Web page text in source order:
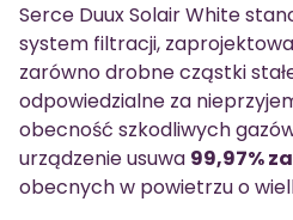
Serce Duux Solair White
system filtracji,
zarówno drobne cząstki
odpowiedzialne za
obecność szkodliwych
urządzenie usuwa 99,97%
obecnych w powietrzu o